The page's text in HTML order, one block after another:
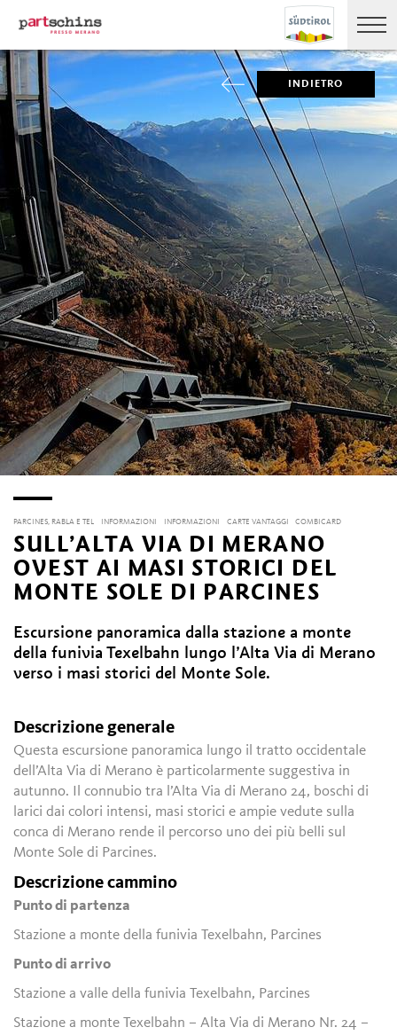
INDIETRO
PARCINES, RABLA E TEL INFORMAZIONI INFORMAZIONI CARTE VANTAGGI COMBICARD
SULL’ALTA VIA DI MERANO
OVEST AI MASI STORICI DEL
MONTE SOLE DI PARCINES
Escursione panoramica dalla stazione a monte
della funivia Texelbahn lungo l’Alta Via di Merano
verso i masi storici del Monte Sole.
Descrizione generale
Questa escursione panoramica lungo il tratto occidentale
dell’Alta Via di Merano è particolarmente suggestiva in
autunno. Il connubio tra l’Alta Via di Merano 24, boschi di
larici dai colori intensi, masi storici e ampie vedute sulla
conca di Merano rende il percorso uno dei più belli sul
Monte Sole di Parcines.
Descrizione cammino
Punto di partenza
Stazione a monte della funivia Texelbahn, Parcines
Punto di arrivo
Stazione a valle della funivia Texelbahn, Parcines
Stazione a monte Texelbahn – Alta Via di Merano Nr. 24 –